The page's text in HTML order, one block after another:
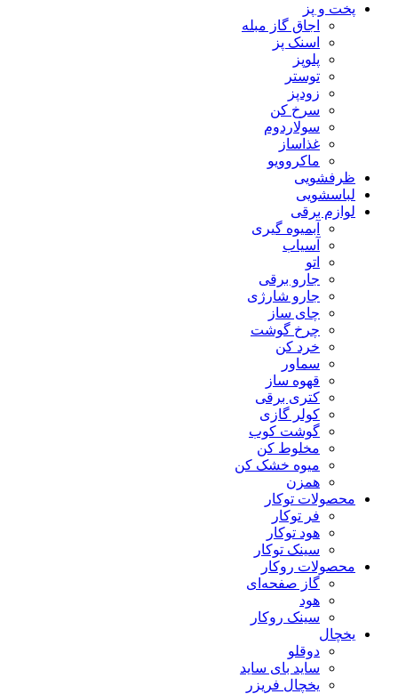
پخت و پز
اجاق گاز مبله
اسنک پز
پلوپز
توستر
زودپز
سرخ کن
سولاردوم
غذاساز
ماکروویو
ظرفشویی
لباسشویی
لوازم برقی
آبمیوه گیری
آسیاب
اتو
جارو برقی
جارو شارژی
چای ساز
چرخ گوشت
خرد کن
سماور
قهوه ساز
کتری برقی
کولر گازی
گوشت کوب
مخلوط کن
میوه خشک کن
همزن
محصولات توکار
فر توکار
هود توکار
سینک توکار
محصولات روکار
گاز صفحه‌ای
هود
سینک روکار
یخچال
دوقلو
ساید بای ساید
یخچال فریزر